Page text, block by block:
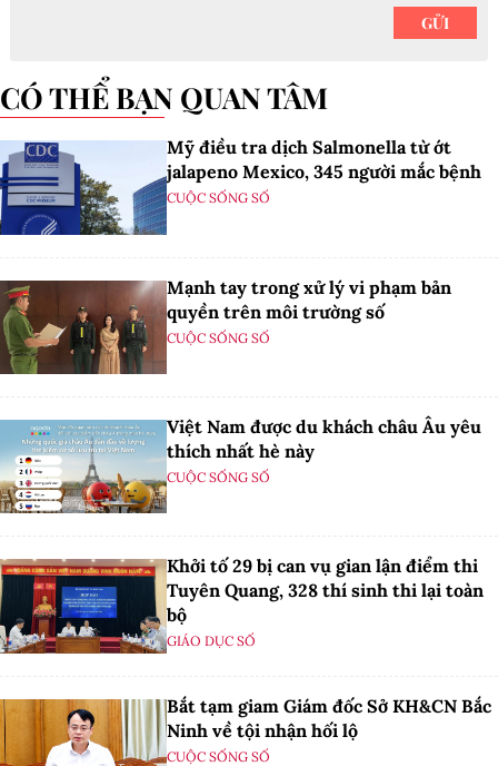
CÓ THỂ BẠN QUAN TÂM
Mỹ điều tra dịch Salmonella từ ớt
jalapeno Mexico, 345 người mắc bệnh
CUỘC SỐNG SỐ
Mạnh tay trong xử lý vi phạm bản
quyền trên môi trường số
CUỘC SỐNG SỐ
Việt Nam được du khách châu Âu yêu
thích nhất hè này
CUỘC SỐNG SỐ
Khởi tố 29 bị can vụ gian lận điểm thi
Tuyên Quang, 328 thí sinh thi lại toàn
bộ
GIÁO DỤC SỐ
Bắt tạm giam Giám đốc Sở KH&CN Bắc
Ninh về tội nhận hối lộ
CUỘC SỐNG SỐ